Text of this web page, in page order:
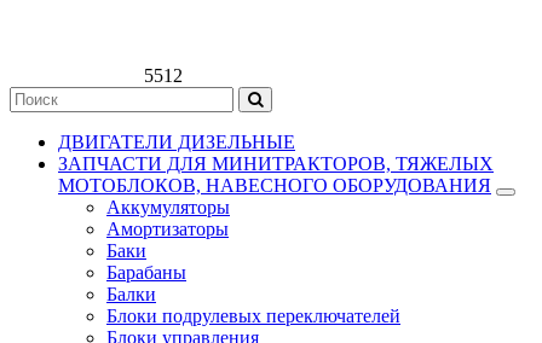
5512
ДВИГАТЕЛИ ДИЗЕЛЬНЫЕ
ЗАПЧАСТИ ДЛЯ МИНИТРАКТОРОВ, ТЯЖЕЛЫХ
МОТОБЛОКОВ, НАВЕСНОГО ОБОРУДОВАНИЯ
Аккумуляторы
Амортизаторы
Баки
Барабаны
Балки
Блоки подрулевых переключателей
Блоки управления